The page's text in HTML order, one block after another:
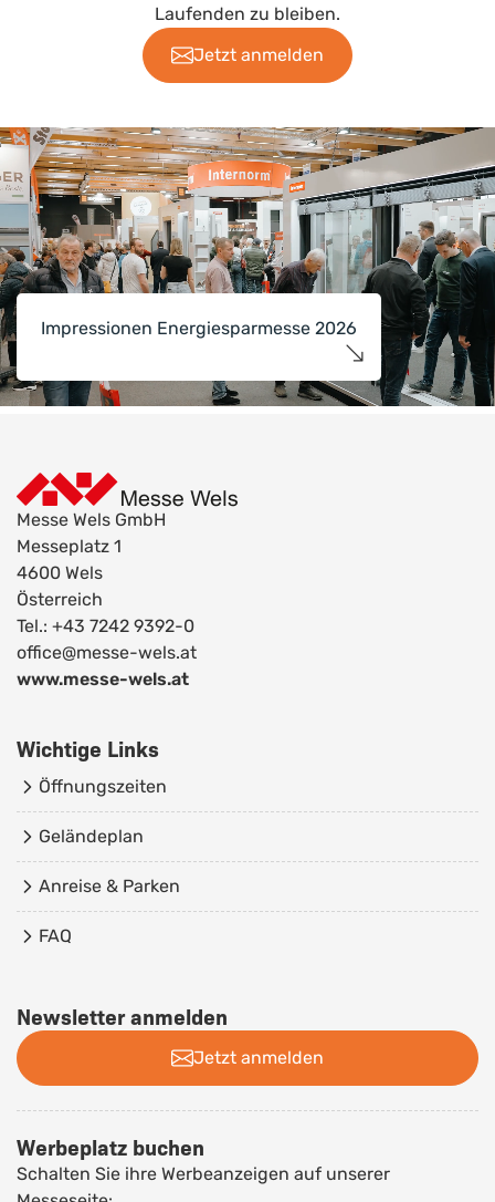
Laufenden zu bleiben.
Jetzt anmelden
Impressionen Energiesparmesse 2026
Messe Wels GmbH
Messeplatz 1
4600 Wels
Österreich
Tel.: +43 7242 9392-0
office@messe-wels.at
www.messe-wels.at
Wichtige Links
Öffnungszeiten
Geländeplan
Anreise & Parken
FAQ
Newsletter anmelden
Jetzt anmelden
Werbeplatz buchen
Schalten Sie ihre Werbeanzeigen auf unserer